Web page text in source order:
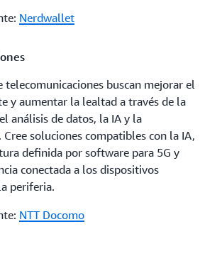
Nerdwallet
telecomunicaciones buscan mejorar el
y aumentar la lealtad a través de la
análisis de datos, la IA y la
soluciones compatibles con la IA,
definida por software para 5G y
conectada a los dispositivos
periferia.
NTT Docomo